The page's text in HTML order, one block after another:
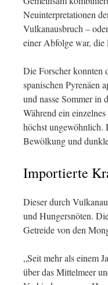
Neuinterpretationen
Vulkanausbruch –
einer Abfolge war, die
Die Forscher konnten
spanischen Pyrenäen
und nasse Sommer in
Während ein
höchst ungewöhnlich.
Bewölkung und
Importierte
Dieser durch
und Hungersnöten.
Getreide von den
„Seit mehr als einem
über das Mittelmeer